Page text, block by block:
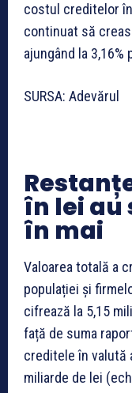
costul creditelor
continuat să
ajungând la 3,16%
SURSA: Adevărul
în lei au
în mai
Valoarea totală a
populației și
cifrează la 5,15
față de suma
creditele în valută
miliarde de lei